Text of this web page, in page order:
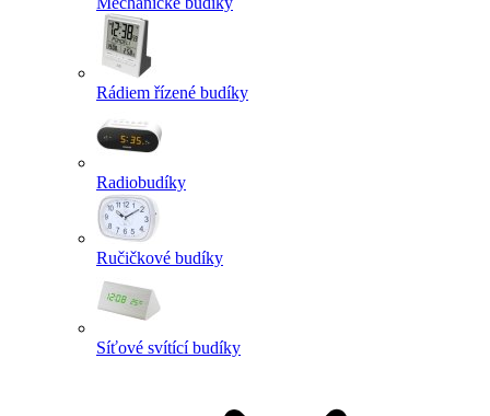
Rádiem řízené budíky
Radiobudíky
Ručičkové budíky
Síťové svítící budíky